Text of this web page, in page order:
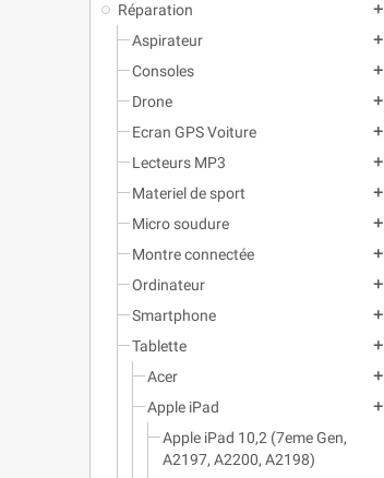
Réparation add
Aspirateur add
Consoles add
Drone add
Ecran GPS Voiture add
Lecteurs MP3 add
Materiel de sport add
Micro soudure add
Montre connectée add
Ordinateur add
Smartphone add
Tablette add
Acer add
Apple iPad add
Apple iPad 10,2 (7eme Gen,
A2197, A2200, A2198)